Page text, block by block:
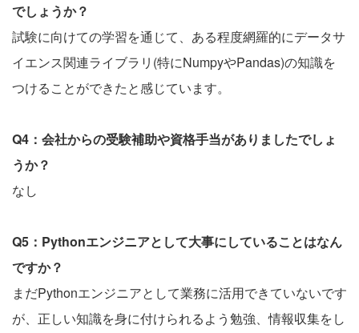
でしょうか？
試験に向けての学習を通じて、ある程度網羅的にデータサ
イエンス関連ライブラリ(特にNumpyやPandas)の知識を
つけることができたと感じています。
Q4：会社からの受験補助や資格手当がありましたでしょ
うか？
なし
Q5：Pythonエンジニアとして大事にしていることはなん
ですか？
まだPythonエンジニアとして業務に活用できていないです
が、正しい知識を身に付けられるよう勉強、情報収集をし